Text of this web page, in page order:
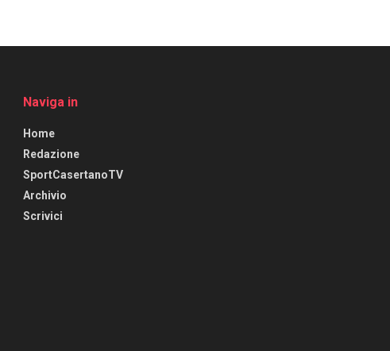
Naviga in
Home
Redazione
SportCasertanoTV
Archivio
Scrivici